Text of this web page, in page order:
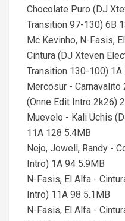
Chocolate Puro (DJ
Transition 97-130) 6B
Mc Kevinho, N-Fasis,
Cintura (DJ Xteven
Transition 130-100) 1A
Mercosur - Carnavalito
(Onne Edit Intro 2k26)
Muevelo - Kali Uchis
11A 128 5.4MB
Nejo, Jowell, Randy -
Intro) 1A 94 5.9MB
N-Fasis, El Alfa -
Intro) 11A 98 5.1MB
N-Fasis, El Alfa -